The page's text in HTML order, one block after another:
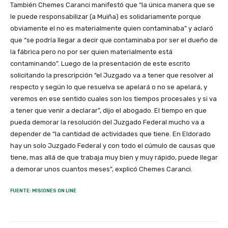
También Chemes Caranci manifestó que “la única manera que se
le puede responsabilizar (a Muiña) es solidariamente porque
obviamente el no es materialmente quien contaminaba” y aclaró
que “se podría llegar a decir que contaminaba por ser el dueño de
la fábrica pero no por ser quien materialmente está
contaminando”. Luego de la presentación de este escrito
solicitando la prescripción “el Juzgado va a tener que resolver al
respecto y según lo que resuelva se apelará o no se apelará, y
veremos en ese sentido cuales son los tiempos procesales y si va
a tener que venir a declarar”, dijo el abogado. El tiempo en que
pueda demorar la resolución del Juzgado Federal mucho va a
depender de “la cantidad de actividades que tiene. En Eldorado
hay un solo Juzgado Federal y con todo el cúmulo de causas que
tiene, mas allá de que trabaja muy bien y muy rápido, puede llegar
a demorar unos cuantos meses”, explicó Chemes Caranci.
FUENTE: MISIONES ON LINE